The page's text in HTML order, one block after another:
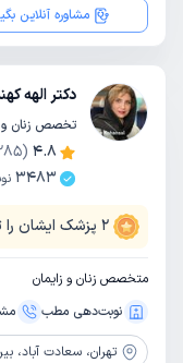
مشاوره آنلاین
دکتر الهه
تخصص زنان و
4.8
(
3483
2 پزشک ایشان را
متخصص زنان و زایمان
نوبت‌دهی مطب
تهران، سعادت آباد، بین